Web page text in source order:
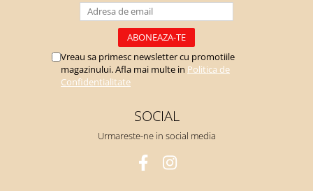
Vreau sa primesc newsletter cu promotiile
magazinului. Afla mai multe in Politica de
Confidentialitate
SOCIAL
Urmareste-ne in social media